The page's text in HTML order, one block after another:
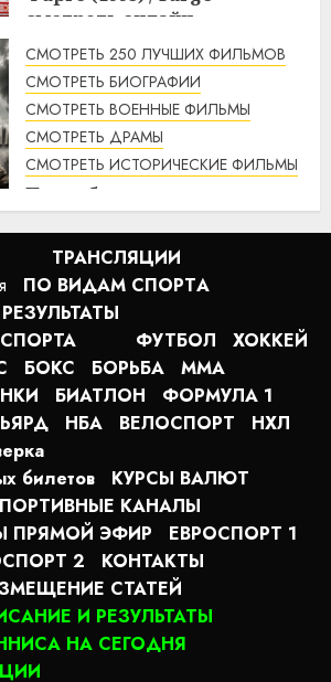
смотреть онлайн
1:49 07.08.2026
СМОТРЕТЬ 250 ЛУЧШИХ ФИЛЬМОВ
СМОТРЕТЬ БИОГРАФИИ
СМОТРЕТЬ ВОЕННЫЕ ФИЛЬМЫ
СМОТРЕТЬ ДРАМЫ
СМОТРЕТЬ ИСТОРИЧЕСКИЕ ФИЛЬМЫ
По соображениям совести
(2016) / Hacksaw Ridge
ТРАНСЛЯЦИИ
ПО ВИДАМ СПОРТA
ФУТБОЛ
ХОККЕЙ
БОКС БОРЬБА
MMA
БИАТЛОН
ФОРМУЛА 1
НБА ВЕЛОСПОРТ
НХЛ
билетов
КУРСЫ ВАЛЮТ
КАНАЛЫ
ПРЯМОЙ ЭФИР
ЕВРОСПОРТ 1
2
КОНТАКТЫ
СТАТЕЙ
И РЕЗУЛЬТАТЫ
НА СЕГОДНЯ